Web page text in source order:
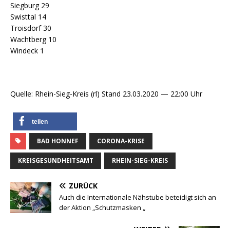
Siegburg 29
Swisttal 14
Troisdorf 30
Wachtberg 10
Windeck 1
Quelle: Rhein-Sieg-Kreis (rl) Stand 23.03.2020 — 22:00 Uhr
teilen
BAD HONNEF CORONA-KRISE
KREISGESUNDHEITSAMT RHEIN-SIEG-KREIS
ZURÜCK
Auch die Internationale Nähstube beteidigt sich an
der Aktion „Schutzmasken „